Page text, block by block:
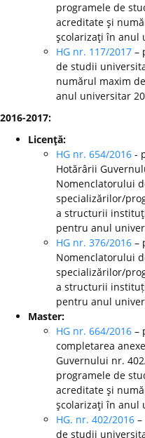
programele de
acreditate şi
şcolarizaţi în anul
HG nr. 117/2017 –
de studii
numărul maxim
anul universitar
2016-2017:
Licenţă:
HG nr. 654/2016 -
Hotărârii
Nomenclatorului
specializărilor/
a structurii
pentru anul
HG nr. 376/2016 –
Nomenclatorului
specializărilor/
a structurii
pentru anul
Master:
HG nr. 664/2016 –
completarea
Guvernului nr.
programele de
acreditate şi
şcolarizaţi în anul
HG. nr. 402/2016
de studii